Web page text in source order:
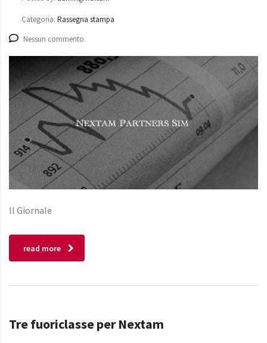
Categoria: Rassegna stampa
Nessun commento
Il Giornale
read more
Tre fuoriclasse per Nextam